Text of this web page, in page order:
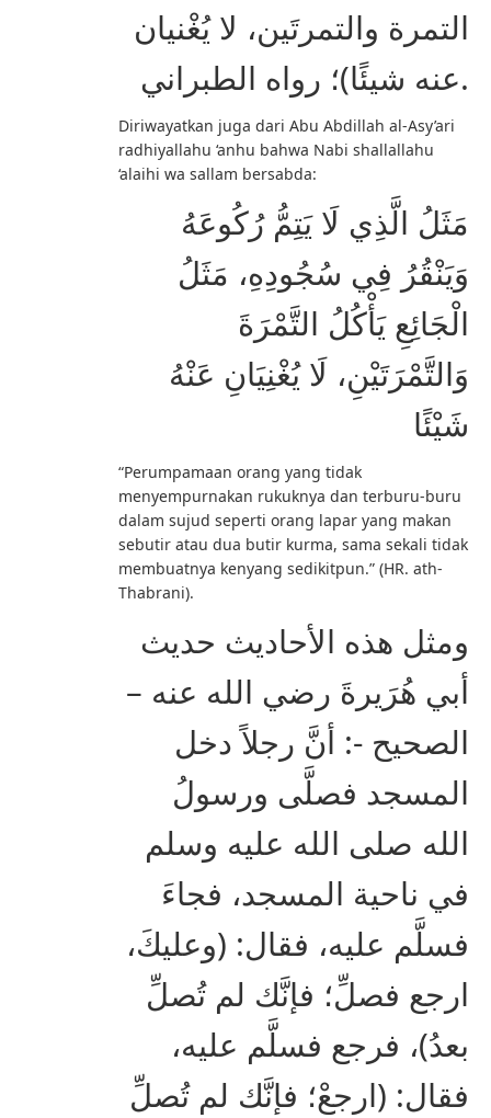
التمرة والتمرتَين، لا يُغْنيان
عنه شيئًا)؛ رواه الطبراني.
Diriwayatkan juga dari Abu Abdillah al-Asy’ari
radhiyallahu ‘anhu bahwa Nabi shallallahu
‘alaihi wa sallam bersabda:
مَثَلُ الَّذِي لَا يَتِمُّ رُكُوعَهُ
وَيَنْقُرُ فِي سُجُودِهِ، مَثَلُ
الْجَائِعِ يَأْكُلُ التَّمْرَةَ
وَالتَّمْرَتَيْنِ، لَا يُغْنِيَانِ عَنْهُ
شَيْئًا
“Perumpamaan orang yang tidak
menyempurnakan rukuknya dan terburu-buru
dalam sujud seperti orang lapar yang makan
sebutir atau dua butir kurma, sama sekali tidak
membuatnya kenyang sedikitpun.” (HR. ath-
Thabrani).
ومثل هذه الأحاديث حديث
أبي هُرَيرةَ رضي الله عنه –
الصحيح -: أنَّ رجلاً دخل
المسجد فصلَّى ورسولُ
الله صلى الله عليه وسلم
في ناحية المسجد، فجاءَ
فسلَّم عليه، فقال: (وعليكَ،
ارجع فصلِّ؛ فإنَّك لم تُصلِّ
بعدُ)، فرجع فسلَّم عليه،
فقال: (ارجعْ؛ فإنَّك لم تُصلِّ